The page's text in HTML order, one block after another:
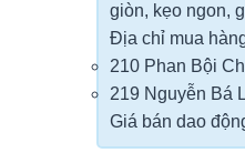
giòn, kẹo ngon,
Địa chỉ mua
210 Phan Bội
219 Nguyễn Bá
Giá bán dao